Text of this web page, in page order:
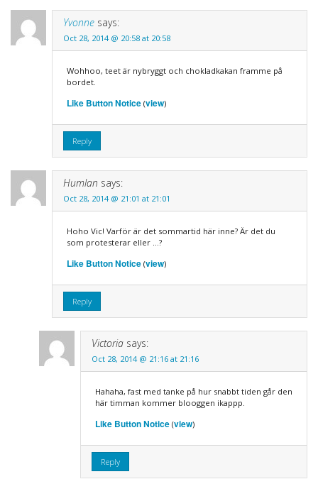
Yvonne says:
Oct 28, 2014 @ 20:58 at 20:58
Wohhoo, teet är nybryggt och chokladkakan framme på
bordet.
Like Button Notice(view)
Reply
Humlan says:
Oct 28, 2014 @ 21:01 at 21:01
Hoho Vic! Varför är det sommartid här inne? Är det du
som protesterar eller …?
Like Button Notice(view)
Reply
Victoria says:
Oct 28, 2014 @ 21:16 at 21:16
Hahaha, fast med tanke på hur snabbt tiden går den
här timman kommer blooggen ikappp.
Like Button Notice(view)
Reply